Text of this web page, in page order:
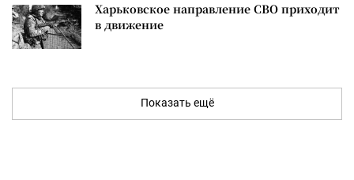
Харьковское направление СВО приходит
в движение
Показать ещё